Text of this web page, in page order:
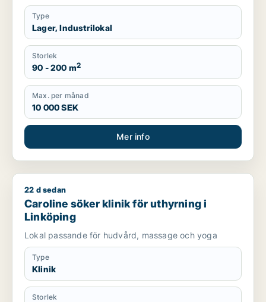
Type
Lager, Industrilokal
Storlek
90 - 200 m2
Max. per månad
10 000 SEK
Mer info
Caroline söker klinik för uthyrning i Linköping
22 d sedan
Caroline söker klinik för uthyrning i
Linköping
Lokal passande för hudvård, massage och yoga
Type
Klinik
Storlek